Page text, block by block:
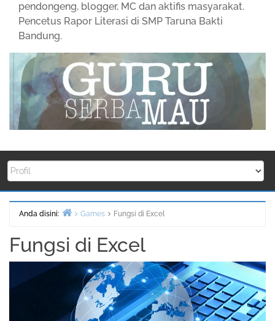
pendongeng, blogger, MC dan aktifis masyarakat.
Pencetus Rapor Literasi di SMP Taruna Bakti
Bandung.
Anda disini:
Games Fungsi di Excel
Fungsi di Excel